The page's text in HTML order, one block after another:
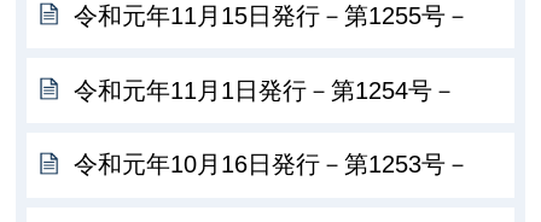
令和元年11月15日発行－第1255号－
令和元年11月1日発行－第1254号－
令和元年10月16日発行－第1253号－